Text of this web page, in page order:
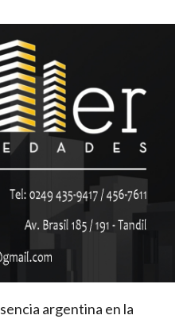
argentina en la